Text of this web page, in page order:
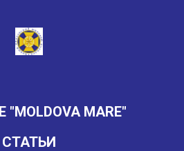
MARE"
СТАТЬИ